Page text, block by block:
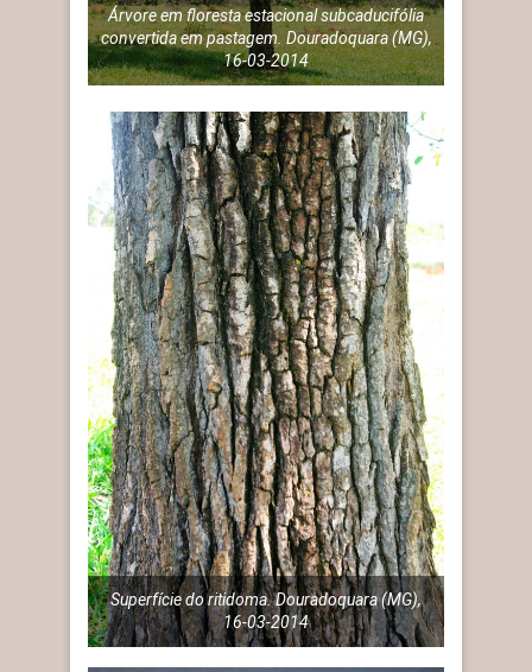
Árvore em floresta estacional subcaducifólia
convertida em pastagem. Douradoquara (MG),
16-03-2014
Superfície do ritidoma. Douradoquara (MG),
16-03-2014